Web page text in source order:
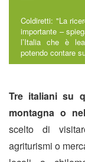
Coldiretti: "La
importante –
l’Italia che è
potendo contare
Tre italiani su
montagna o
scelto di
agriturismi o